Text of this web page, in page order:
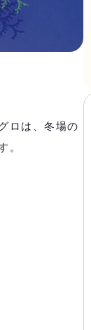
ロは、冬場の
。